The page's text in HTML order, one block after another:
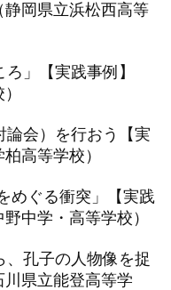
岡県立浜松西高等
」【実践事例】
論会）を行おう【実
高等学校）
めぐる衝突」【実践
中学・高等学校）
孔子の人物像を捉
川県立能登高等学